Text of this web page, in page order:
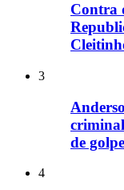
Contra
3
de golpe
4